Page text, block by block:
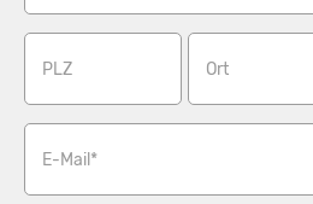
PLZ Ort
E-Mail*